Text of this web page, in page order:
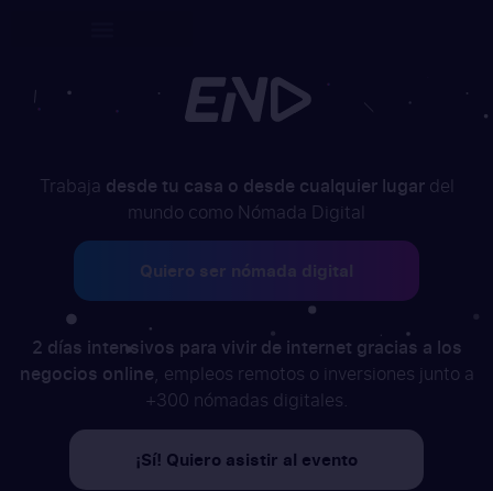
Trabaja desde tu casa o desde cualquier lugardel
mundo como Nómada Digital
Quiero ser nómada digital
2 días intensivos para vivir de internet gracias a los
negocios online, empleos remotos o inversiones junto a
+300 nómadas digitales.
¡Sí! Quiero asistir al evento